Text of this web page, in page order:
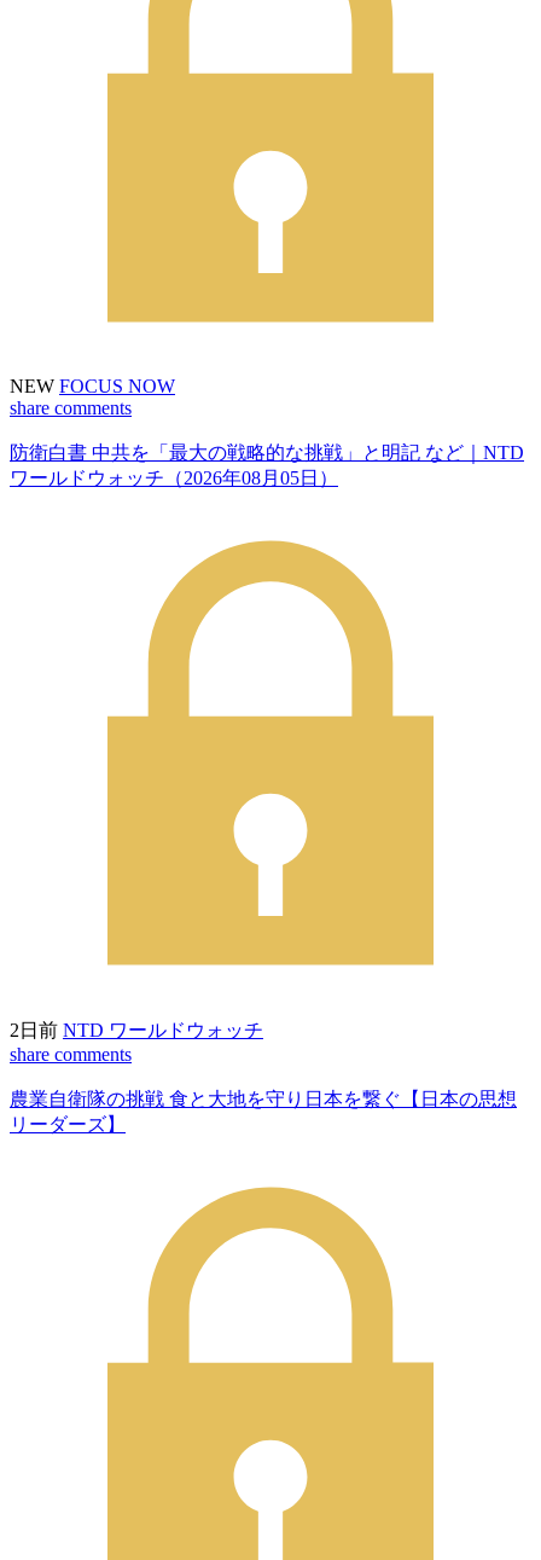
NEW FOCUS NOW
share comments
防衛白書 中共を「最大の戦略的な挑戦」と明記 など｜NTD
ワールドウォッチ（2026年08月05日）
2日前 NTD ワールドウォッチ
share comments
農業自衛隊の挑戦 食と大地を守り日本を繋ぐ【日本の思想
リーダーズ】